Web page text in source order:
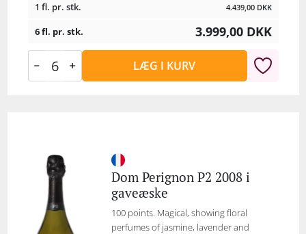
1 fl. pr. stk. 4.439,00 DKK
6 fl. pr. stk. 3.999,00 DKK
LÆG I KURV
Dom Perignon P2 2008 i
gaveæske
100 points. Magical, showing floral
perfumes of jasmine, lavender and